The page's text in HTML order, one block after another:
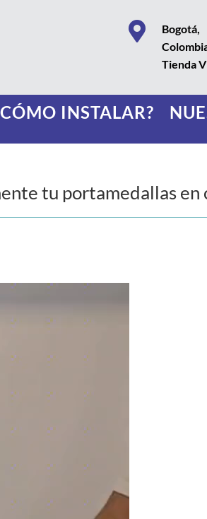

Bogotá,
Tienda
INSTALAR?
tu portamedallas en